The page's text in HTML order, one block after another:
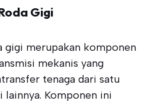
Gigi
gigi merupakan komponen
mekanis yang
tenaga dari satu
Komponen ini